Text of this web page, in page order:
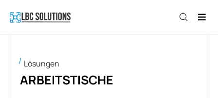
Lösungen
ARBEITSTISCHE